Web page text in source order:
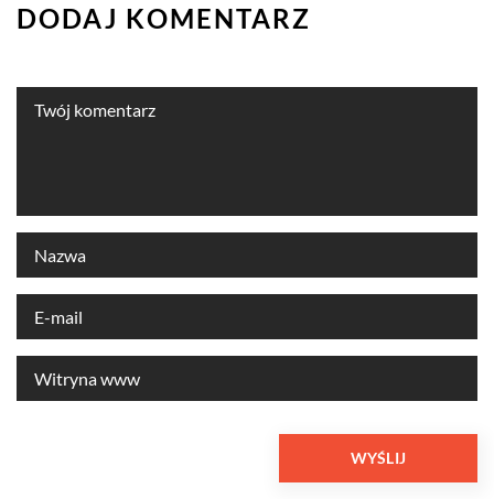
DODAJ KOMENTARZ